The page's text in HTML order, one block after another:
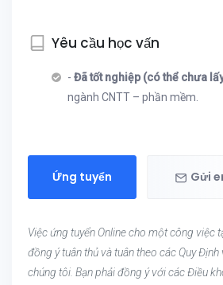
Yêu cầu học vấn
- Đã tốt nghiệp (có thể chưa
ngành CNTT – phần mềm.
Ứng tuyển Gửi
Việc ứng tuyển Online cho một công việc
đồng ý tuân thủ và tuân theo các Quy
chúng tôi. Bạn phải đồng ý với các Điều